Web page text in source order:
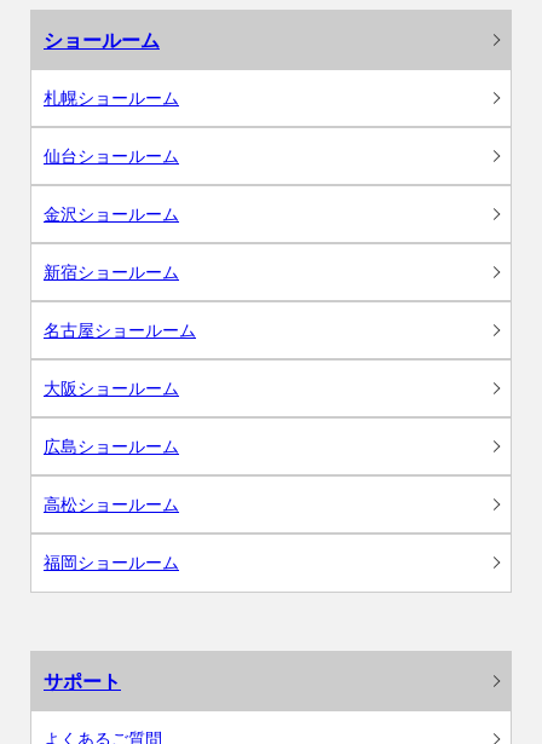
ショールーム
札幌ショールーム
仙台ショールーム
金沢ショールーム
新宿ショールーム
名古屋ショールーム
大阪ショールーム
広島ショールーム
高松ショールーム
福岡ショールーム
サポート
よくあるご質問